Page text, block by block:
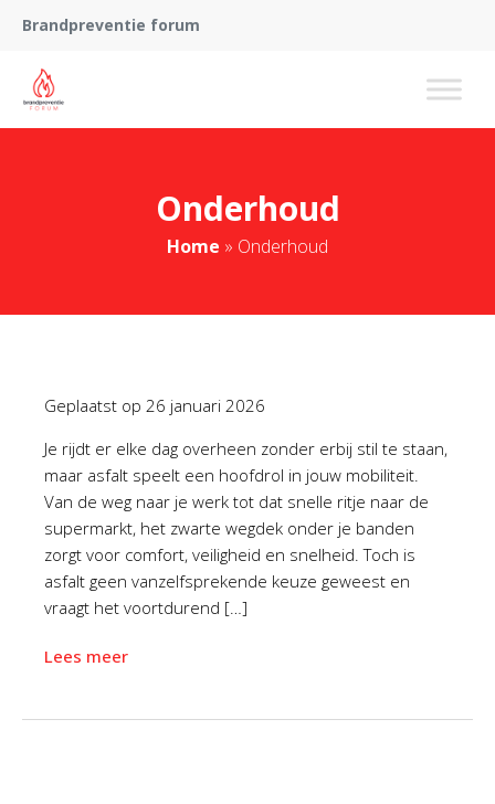
Brandpreventie forum
Onderhoud
Home » Onderhoud
Geplaatst op 26 januari 2026
Je rijdt er elke dag overheen zonder erbij stil te staan,
maar asfalt speelt een hoofdrol in jouw mobiliteit.
Van de weg naar je werk tot dat snelle ritje naar de
supermarkt, het zwarte wegdek onder je banden
zorgt voor comfort, veiligheid en snelheid. Toch is
asfalt geen vanzelfsprekende keuze geweest en
vraagt het voortdurend […]
Lees meer